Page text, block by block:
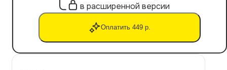
в расширенной версии
Оплатить 449 р.